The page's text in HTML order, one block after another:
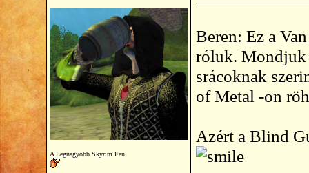
A Legnagyobb Skyrim Fan
Beren: Ez a
róluk. Mondjuk
srácoknak
of Metal -on
Azért a Blind